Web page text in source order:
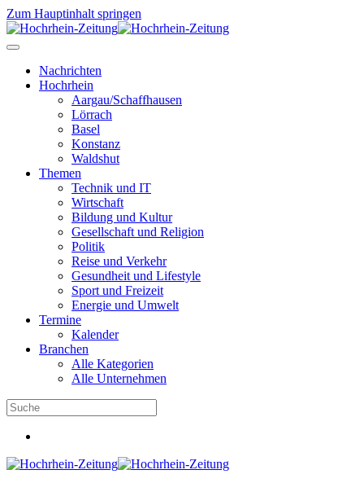
Zum Hauptinhalt springen
Nachrichten
Hochrhein
Aargau/Schaffhausen
Lörrach
Basel
Konstanz
Waldshut
Themen
Technik und IT
Wirtschaft
Bildung und Kultur
Gesellschaft und Religion
Politik
Reise und Verkehr
Gesundheit und Lifestyle
Sport und Freizeit
Energie und Umwelt
Termine
Kalender
Branchen
Alle Kategorien
Alle Unternehmen